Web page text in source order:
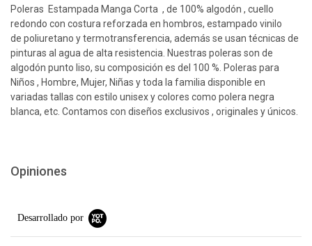
Poleras Estampada Manga Corta , de 100% algodón , cuello
redondo con costura reforzada en hombros, estampado vinilo
de poliuretano y termotransferencia, además se usan técnicas de
pinturas al agua de alta resistencia. Nuestras poleras son de
algodón punto liso, su composición es del 100 %. Poleras para
Niños , Hombre, Mujer, Niñas y toda la familia disponible en
variadas tallas con estilo unisex y colores como polera negra
blanca, etc. Contamos con diseños exclusivos , originales y únicos.
Opiniones
Desarrollado por